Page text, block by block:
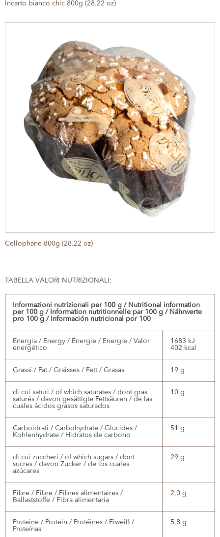
Incarto bianco chic 800g (28.22 oz)
Cellophane 800g (28.22 oz)
TABELLA VALORI NUTRIZIONALI:
Informazioni nutrizionali per 100 g / Nutritional information
per 100 g / Information nutritionnelle par 100 g / Nährwerte
pro 100 g / Información nutricional por 100
Energia / Energy / Énergie / Energie / Valor
energético
1683 kJ
402 kcal
Grassi / Fat / Graisses / Fett / Grasas 19 g
di cui saturi / of which saturates / dont gras
saturés / davon gesättigte Fettsäuren / de las
cuales ácidos grasos saturados
10 g
Carboidrati / Carbohydrate / Glucides /
Kohlenhydrate / Hidratos de carbono
51 g
di cui zuccheri / of which sugars / dont
sucres / davon Zucker / de los cuales
azúcares
29 g
Fibre / Fibre / Fibres alimentaires /
Ballaststoffe / Fibra alimentaria
2,0 g
Proteine / Protein / Protéines / Eiweiß /
Proteínas
5,8 g